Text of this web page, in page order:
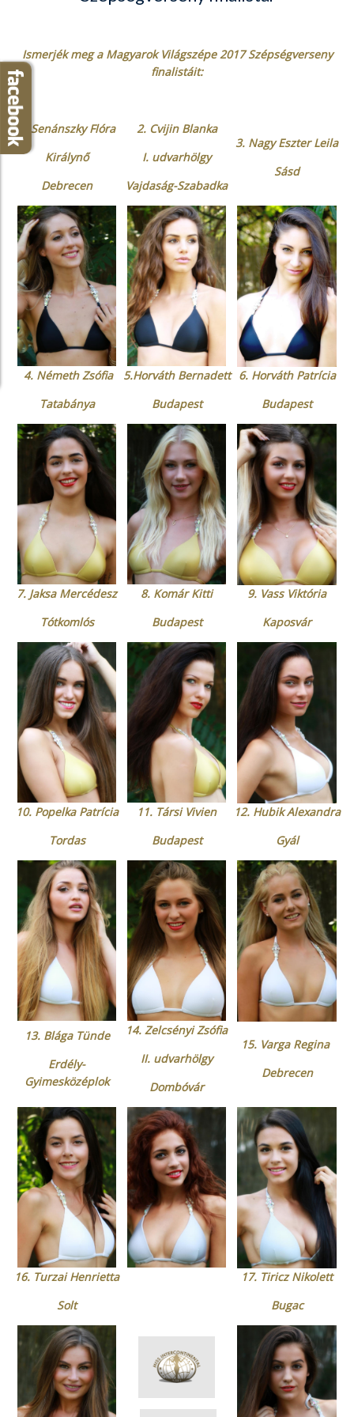
Ismerjék meg a Magyarok Világszépe 2017 Szépségverseny
finalistáit:
1. Senánszky Flóra
Királynő
Debrecen
2. Cvijin Blanka
I. udvarhölgy
Vajdaság-Szabadka
3. Nagy Eszter Leila
Sásd
4. Németh Zsófia
Tatabánya
5.Horváth Bernadett
Budapest
6. Horváth Patrícia
Budapest
7. Jaksa Mercédesz
Tótkomlós
8. Komár Kitti
Budapest
9. Vass Viktória
Kaposvár
10. Popelka Patrícia
Tordas
11. Társi Vivien
Budapest
12. Hubik Alexandra
Gyál
13. Blága Tünde
Erdély-
Gyimesközéplok
14. Zelcsényi Zsófia
II. udvarhölgy
Dombóvár
15. Varga Regina
Debrecen
16. Turzai Henrietta
Solt
17. Tiricz Nikolett
Bugac